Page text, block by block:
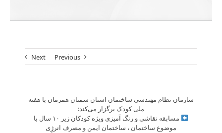
Previous
Next
سازمان نظام مهندسی ساختمان استان سمنان همزمان با هفته
ملی کودک برگزار می‌کند:
مسابقه نقاشی و رنگ آمیزی ویژه کودکان زیر ۱۰ سال با
موضوع ساختمان ، ساختمان ایمن و مصرف انرژِی